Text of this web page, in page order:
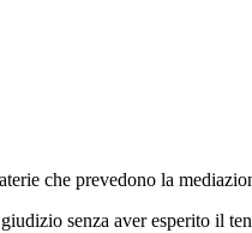
che prevedono la
senza aver esperito il